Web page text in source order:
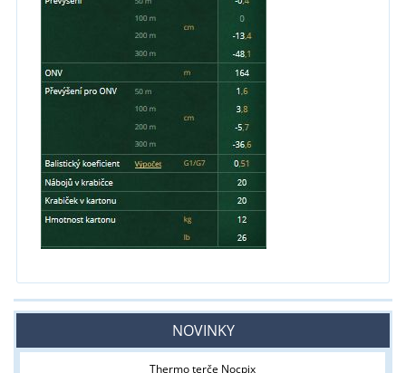
NOVINKY
Thermo terče Nocpix